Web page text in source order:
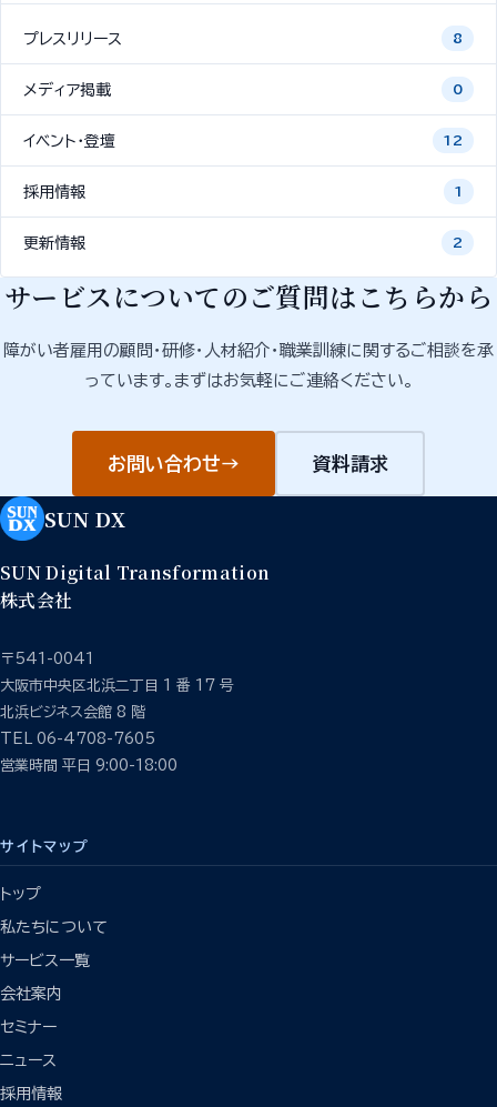
プレスリリース 8
メディア掲載 0
イベント・登壇 12
採用情報 1
更新情報 2
サービスについてのご質問はこちらから
障がい者雇用の顧問・研修・人材紹介・職業訓練に関するご相談を承
っています。まずはお気軽にご連絡ください。
お問い合わせ→ 資料請求
SUN DX
SUN Digital Transformation
株式会社
〒541-0041
大阪市中央区北浜二丁目 1 番 17 号
北浜ビジネス会館 8 階
TEL 06-4708-7605
営業時間 平日 9:00-18:00
サイトマップ
トップ
私たちについて
サービス一覧
会社案内
セミナー
ニュース
採用情報